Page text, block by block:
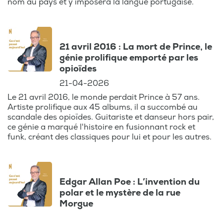
nom au pays et y imposera la langue portugaise.
21 avril 2016 : La mort de Prince, le
génie prolifique emporté par les
opioïdes
21-04-2026
Le 21 avril 2016, le monde perdait Prince à 57 ans.
Artiste prolifique aux 45 albums, il a succombé au
scandale des opioïdes. Guitariste et danseur hors pair,
ce génie a marqué l'histoire en fusionnant rock et
funk, créant des classiques pour lui et pour les autres.
Edgar Allan Poe : L’invention du
polar et le mystère de la rue
Morgue